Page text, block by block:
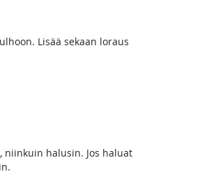
Lisää sekaan loraus
niinkuin halusin. Jos haluat